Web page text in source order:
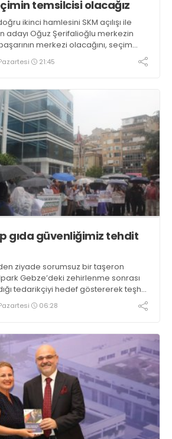
temsilcisi olacağız
ikinci hamlesini SKM açılışı ile
adayı Oğuz Şerifalioğlu merkezin
merkezi olacağını, seçim
ve seviyeli seçimin temsilcisi
21:45
gıda güvenliğimiz tehdit
ziyade sorumsuz bir taşeron
Gebze’deki zehirlenme sonrası
tedarikçiyi hedef göstererek teşhir
ISS Hazır Yemek, ÇZP’ye açtığı
tehdit ediyor
06:28